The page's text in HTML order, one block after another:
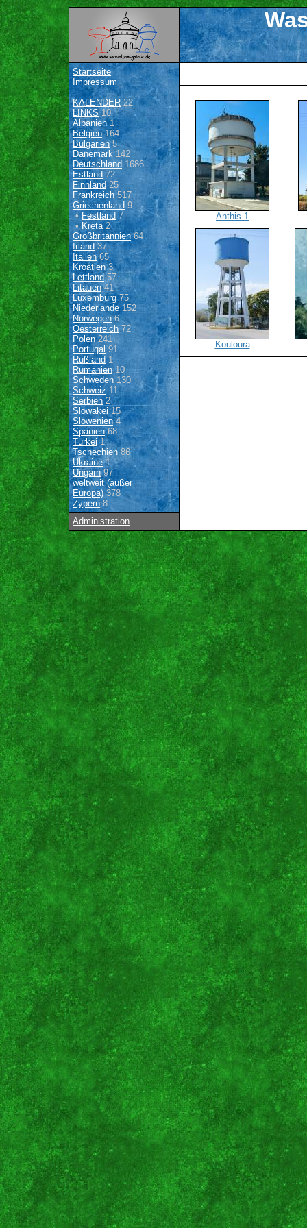
Startseite
Impressum
KALENDER22
LINKS10
Albanien1
Belgien164
Bulgarien 5
Dänemark142
Deutschland 1686
Estland 72
Finnland 25
Frankreich517
Griechenland9
• Festland 7
• Kreta2
Großbritannien64
Irland 37
Italien65
Kroatien3
Lettland57
Litauen41
Luxemburg75
Niederlande152
Norwegen6
Oesterreich 72
Polen241
Portugal 91
Rußland1
Rumänien10
Schweden 130
Schweiz 11
Serbien 2
Slowakei 15
Slowenien4
Spanien68
Türkei 1
Tschechien86
Ukraine1
Ungarn97
weltweit (außer
Europa)378
Zypern8
Administration
Anthis 1
Kouloura